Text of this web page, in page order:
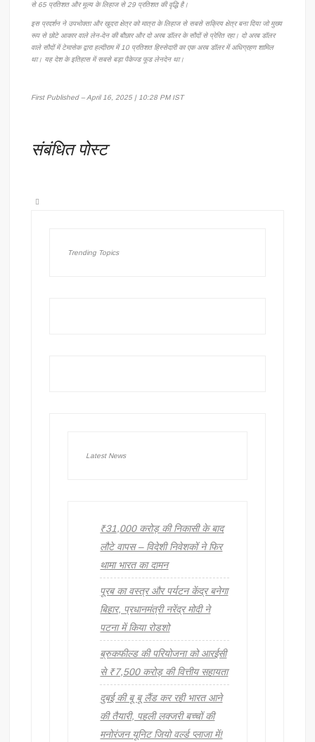
से 65 प्रतिशत और मूल्य के लिहाज से 29 प्रतिशत की वृद्धि है।
इस प्रदर्शन ने उपभोक्ता और खुदरा क्षेत्र को मात्रा के लिहाज से सबसे सक्रिय क्षेत्र बना दिया जो मुख्य
रूप से छोटे आकार वाले लेन-देन की बौछार और दो अरब डॉलर के सौदों से प्रेरित रहा। दो अरब डॉलर
वाले सौदों में टेमासेक द्वारा हल्दीराम में 10 प्रतिशत हिस्सेदारी का एक अरब डॉलर में अधिग्रहण शामिल
था। यह देश के इतिहास में सबसे बड़ा पैकेज्ड फूड लेनदेन था।
First Published – April 16, 2025 | 10:28 PM IST
संबंधित पोस्ट
Trending Topics
Latest News
₹31,000 करोड़ की निकासी के बाद
लौटे वापस – विदेशी निवेशकों ने फिर
थामा भारत का दामन
पूरब का वस्त्र और पर्यटन केंद्र बनेगा
बिहार, प्रधानमंत्री नरेंद्र मोदी ने
पटना में किया रोडशो
ब्रुकफील्ड की परियोजना को आरईसी
से ₹7,500 करोड़ की वित्तीय सहायता
दुबई की बू बू लैंड कर रही भारत आने
की तैयारी, पहली लक्जरी बच्चों की
मनोरंजन यूनिट जियो वर्ल्ड प्लाजा में!